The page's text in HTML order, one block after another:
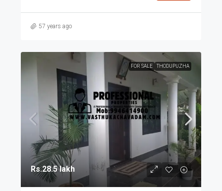
57 years ago
FOR SALE THODUPUZHA
Rs.28.5 lakh